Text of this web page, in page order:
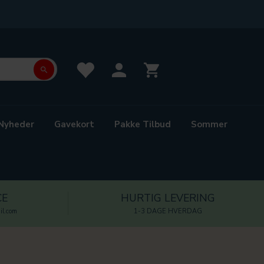
Gavekort Pakke Tilbud Sommer
HURTIG LEVERING
1-3 DAGE HVERDAG